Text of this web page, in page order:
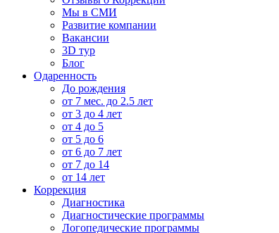
Мы в СМИ
Развитие компании
Вакансии
3D тур
Блог
Одаренность
До рождения
от 7 мес. до 2.5 лет
от 3 до 4 лет
от 4 до 5
от 5 до 6
от 6 до 7 лет
от 7 до 14
от 14 лет
Коррекция
Диагностика
Диагностические программы
Логопедические программы